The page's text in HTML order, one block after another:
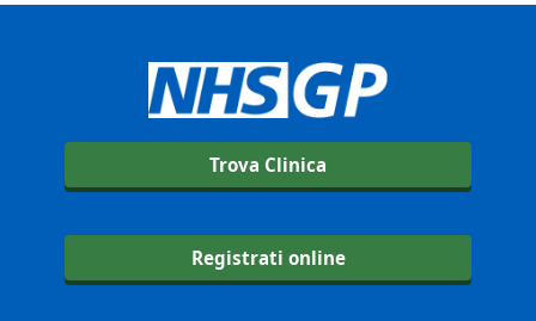
Trova Clinica
Registrati online